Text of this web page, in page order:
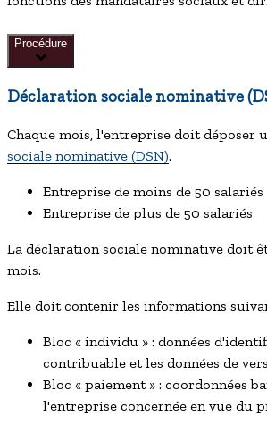
Procédure
Déclaration sociale nominative
Chaque mois, l'entreprise doit déposer
sociale nominative (DSN).
Entreprise de moins de 50 salariés
Entreprise de plus de 50 salariés
La déclaration sociale nominative doit
mois.
Elle doit contenir les informations
Bloc « individu » : données
contribuable et les données de
Bloc « paiement » : coordonnées
l'entreprise concernée en vue du